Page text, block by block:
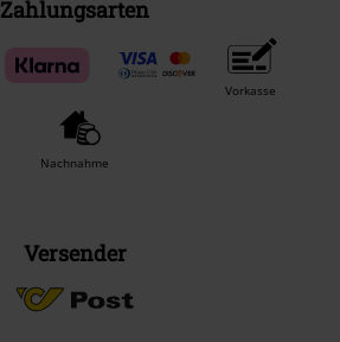
Zahlungsarten
Vorkasse
Nachnahme
Versender